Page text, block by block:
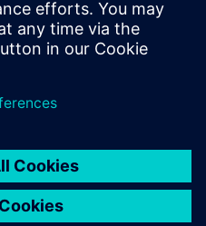
i robotike.